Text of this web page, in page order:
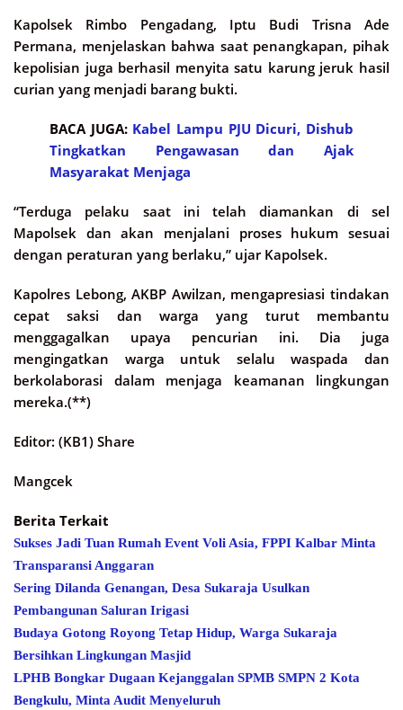
Kapolsek Rimbo Pengadang, Iptu Budi Trisna Ade
Permana, menjelaskan bahwa saat penangkapan, pihak
kepolisian juga berhasil menyita satu karung jeruk hasil
curian yang menjadi barang bukti.
BACA JUGA: Kabel Lampu PJU Dicuri, Dishub
Tingkatkan Pengawasan dan Ajak
Masyarakat Menjaga
“Terduga pelaku saat ini telah diamankan di sel
Mapolsek dan akan menjalani proses hukum sesuai
dengan peraturan yang berlaku,” ujar Kapolsek.
Kapolres Lebong, AKBP Awilzan, mengapresiasi tindakan
cepat saksi dan warga yang turut membantu
menggagalkan upaya pencurian ini. Dia juga
mengingatkan warga untuk selalu waspada dan
berkolaborasi dalam menjaga keamanan lingkungan
mereka.(**)
Editor: (KB1) Share
Mangcek
Berita Terkait
Sukses Jadi Tuan Rumah Event Voli Asia, FPPI Kalbar Minta
Transparansi Anggaran
Sering Dilanda Genangan, Desa Sukaraja Usulkan
Pembangunan Saluran Irigasi
Budaya Gotong Royong Tetap Hidup, Warga Sukaraja
Bersihkan Lingkungan Masjid
LPHB Bongkar Dugaan Kejanggalan SPMB SMPN 2 Kota
Bengkulu, Minta Audit Menyeluruh